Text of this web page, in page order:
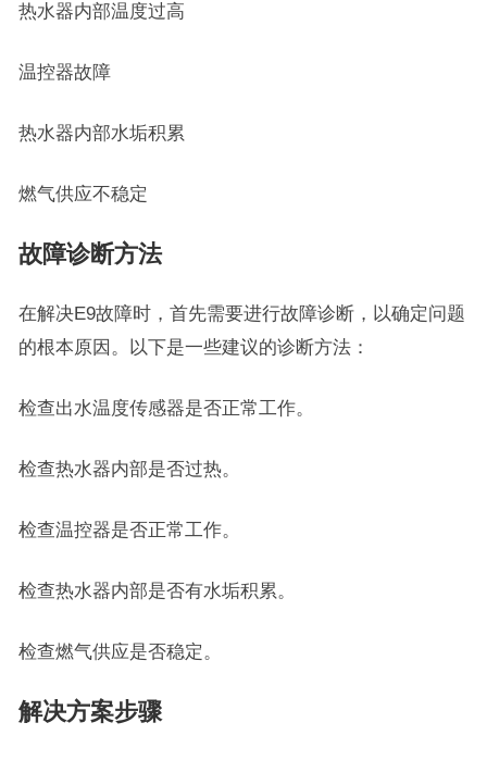
热水器内部温度过高
温控器故障
热水器内部水垢积累
燃气供应不稳定
故障诊断方法
在解决E9故障时，首先需要进行故障诊断，以确定问题
的根本原因。以下是一些建议的诊断方法：
检查出水温度传感器是否正常工作。
检查热水器内部是否过热。
检查温控器是否正常工作。
检查热水器内部是否有水垢积累。
检查燃气供应是否稳定。
解决方案步骤